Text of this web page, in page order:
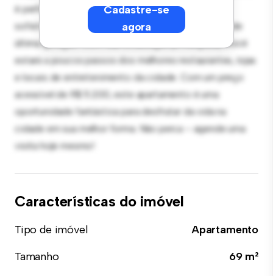
Cadastre-se
agora
é perfeito para receber convidados, e a cozinha
sofisticada está equipada com eletrodomésticos de
última geração. Com sua localização privilegiada, você
estará a poucos passos dos melhores restaurantes, lojas
e locais de entretenimento da cidade. Com um preço
acessível de R$ 5.200, este apartamento é uma
oportunidade fantástica para desfrutar da vida na
cidade em sua melhor forma. Não perca – agende uma
visita hoje mesmo!
Características do imóvel
Tipo de imóvel
Apartamento
Tamanho
69 m²